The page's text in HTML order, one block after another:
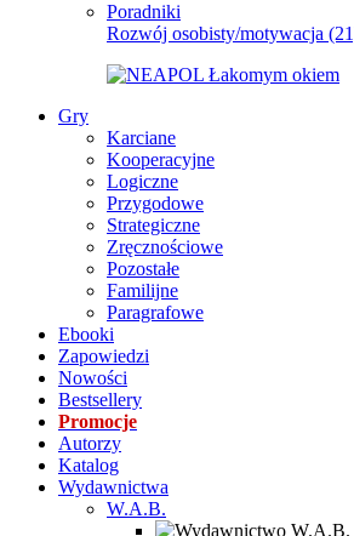
Poradniki
Rozwój osobisty/motywacja
Gry
Karciane
Kooperacyjne
Logiczne
Przygodowe
Strategiczne
Zręcznościowe
Pozostałe
Familijne
Paragrafowe
Ebooki
Zapowiedzi
Nowości
Bestsellery
Promocje
Autorzy
Katalog
Wydawnictwa
W.A.B.